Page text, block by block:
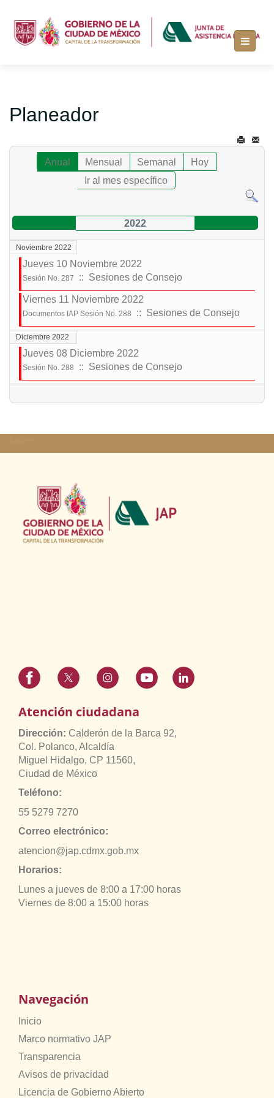
Planeador
Anual Mensual Semanal
Hoy
Ir al mes específico
2022
Noviembre 2022
Jueves 10 Noviembre 2022
Sesión No. 287 :: Sesiones de Consejo
Viernes 11 Noviembre 2022
Documentos IAP Sesión No. 288 :: Sesiones de Consejo
Diciembre 2022
Jueves 08 Diciembre 2022
Sesión No. 288 :: Sesiones de Consejo
Lista de límites de paginación
Atención ciudadana
Dirección: Calderón de la Barca 92,
Col. Polanco, Alcaldía
Miguel Hidalgo, CP 11560,
Ciudad de México
Teléfono:
55 5279 7270
Correo electrónico:
atencion@jap.cdmx.gob.mx
Horarios:
Lunes a jueves de 8:00 a 17:00 horas
Viernes de 8:00 a 15:00 horas
Navegación
Inicio
Marco normativo JAP
Transparencia
Avisos de privacidad
Licencia de Gobierno Abierto